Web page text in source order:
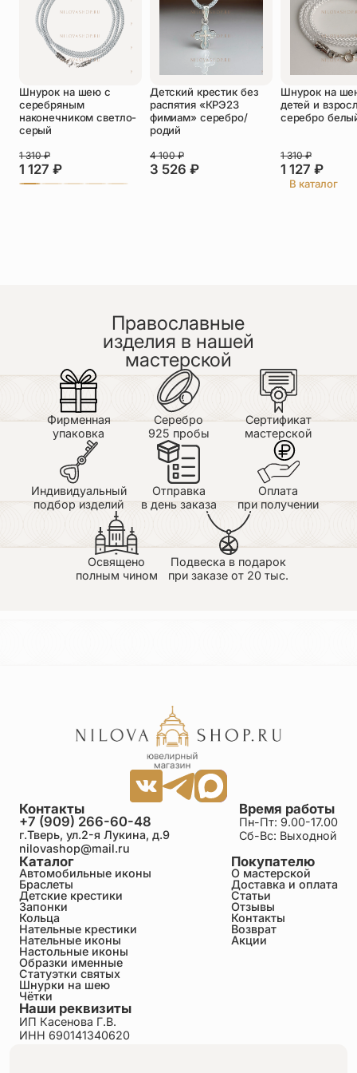
Оставить отзыв
Подтверждаю свое согласие с
политикой конфиденциальностии даю
согласие на обработку персональных
данных
Пока нет отзывов. Будьте первым!
Шнурок на шею с
серебряным
наконечником светло-
серый
1 127 ₽
1 310₽
Детский крестик без
распятия «КРЭ23
фимиам» серебро/
родий
3 526 ₽
4 100₽
Шнурок на
детей и
серебро
1 127 ₽
1 310₽
В каталог
Православные
изделия в нашей
мастерской
Фирменная
упаковка
Серебро
925 пробы
Сертификат
мастерской
Индивидуальный
подбор изделий
Отправка
в день заказа
Оплата
при получении
Освящено
полным чином
Подвеска в подарок
при заказе от 20 тыс.
Каталог
Автомобильные иконы
Браслеты
Детские крестики
Запонки
Кольца
Нательные крестики
Нательные иконы
Настольные иконы
Образки именные
Статуэтки святых
Шнурки на шею
Чётки
Покупателю
О мастерской
Доставка и оплата
Статьи
Отзывы
Контакты
Возврат
Акции
Время работы
Пн-Пт: 9.00-17.00
Сб-Вс: Выходной
Контакты
+7 (909) 266-60-48
г.Тверь, ул.2-я Лукина, д.9
nilovashop@mail.ru
Наши реквизиты
ИП Касенова Г.В.
ИНН 690141340620